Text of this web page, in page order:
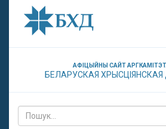
АФІЦЫЙНЫ САЙТ
БЕЛАРУСКАЯ